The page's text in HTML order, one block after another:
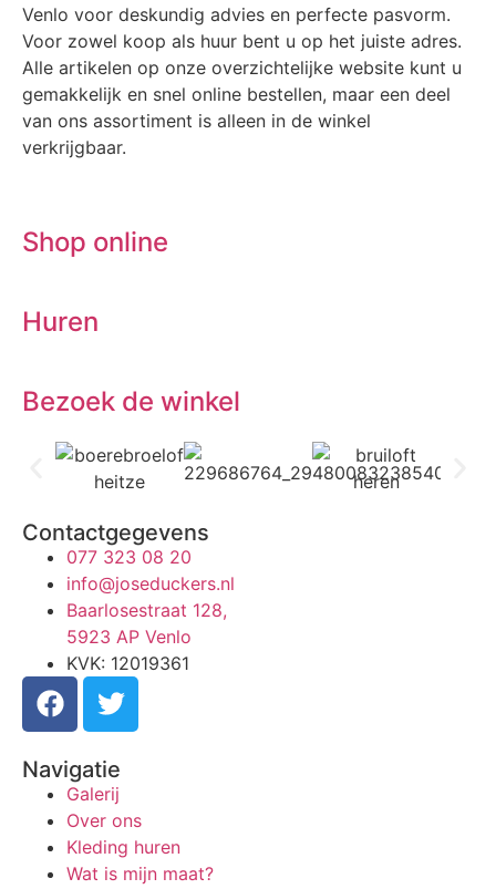
Venlo voor deskundig advies en perfecte pasvorm.
Voor zowel koop als huur bent u op het juiste adres.
Alle artikelen op onze overzichtelijke website kunt u
gemakkelijk en snel online bestellen, maar een deel
van ons assortiment is alleen in de winkel
verkrijgbaar.
Shop online
Huren
Bezoek de winkel
Contactgegevens
077 323 08 20
info@joseduckers.nl
Baarlosestraat 128,
5923 AP Venlo
KVK: 12019361
Navigatie
Galerij
Over ons
Kleding huren
Wat is mijn maat?